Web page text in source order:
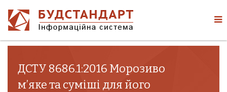
ДСТУ 8686.1:2016 Морозиво
м’яке та суміші для його